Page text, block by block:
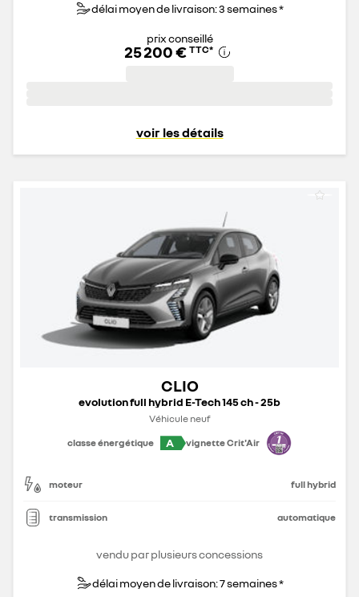
délai moyen de livraison: 3 semaines *
prix conseillé
25 200 € TTC*
voir les détails
CLIO
evolution full hybrid E-Tech 145 ch - 25b
Véhicule neuf
classe énergétique
A vignette Crit'Air
moteur full hybrid
transmission automatique
vendu par plusieurs concessions
délai moyen de livraison: 7 semaines *